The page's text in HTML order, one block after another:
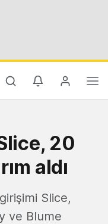
20
aldı
Slice,
ve Blume